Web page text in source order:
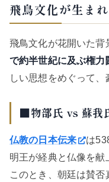
飛鳥文化が生ま
飛鳥文化が花開いた背
で約半世紀に及ぶ権力
しい思想をめぐって、
■物部氏 vs 蘇我
仏教の日本伝来
は
明王が経典と仏像を献
このとき、朝廷は賛否